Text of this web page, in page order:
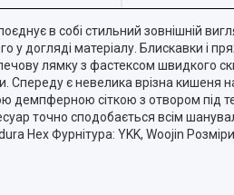
в собі стильний зовнішній
догляді матеріалу. Блискавки і
лямку з фастексом швидкого
є невелика врізна кишеня
сіткою з отвором під
точно сподобається всім
Hex Фурнітура: YKK, Woojin